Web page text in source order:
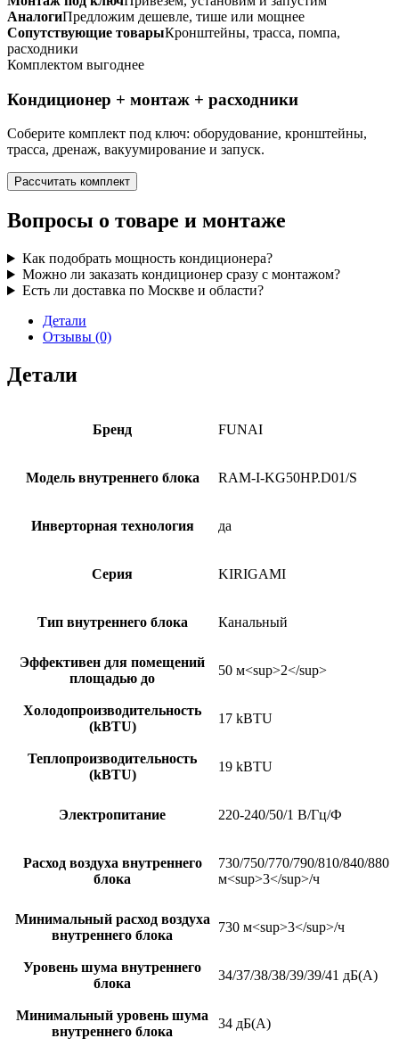
АналогиПредложим дешевле, тише или мощнее
Сопутствующие товарыКронштейны, трасса, помпа,
расходники
Комплектом выгоднее
Кондиционер + монтаж + расходники
Соберите комплект под ключ: оборудование, кронштейны,
трасса, дренаж, вакуумирование и запуск.
Рассчитать комплект
Вопросы о товаре и монтаже
Как подобрать мощность кондиционера?
Можно ли заказать кондиционер сразу с монтажом?
Есть ли доставка по Москве и области?
Детали
Отзывы (0)
Детали
Бренд FUNAI
Модель внутреннего блока RAM-I-KG50HP.D01/S
Инверторная технология да
Серия KIRIGAMI
Тип внутреннего блока Канальный
Эффективен для помещений
площадью до
50 м<sup>2</sup>
Холодопроизводительность
(kBTU)
17 kBTU
Теплопроизводительность
(kBTU)
19 kBTU
Электропитание 220-240/50/1 В/Гц/Ф
Расход воздуха внутреннего
блока
730/750/770/790/810/840/880
м<sup>3</sup>/ч
Минимальный расход воздуха
внутреннего блока
730 м<sup>3</sup>/ч
Уровень шума внутреннего
блока
34/37/38/38/39/39/41 дБ(А)
Минимальный уровень шума
внутреннего блока
34 дБ(А)